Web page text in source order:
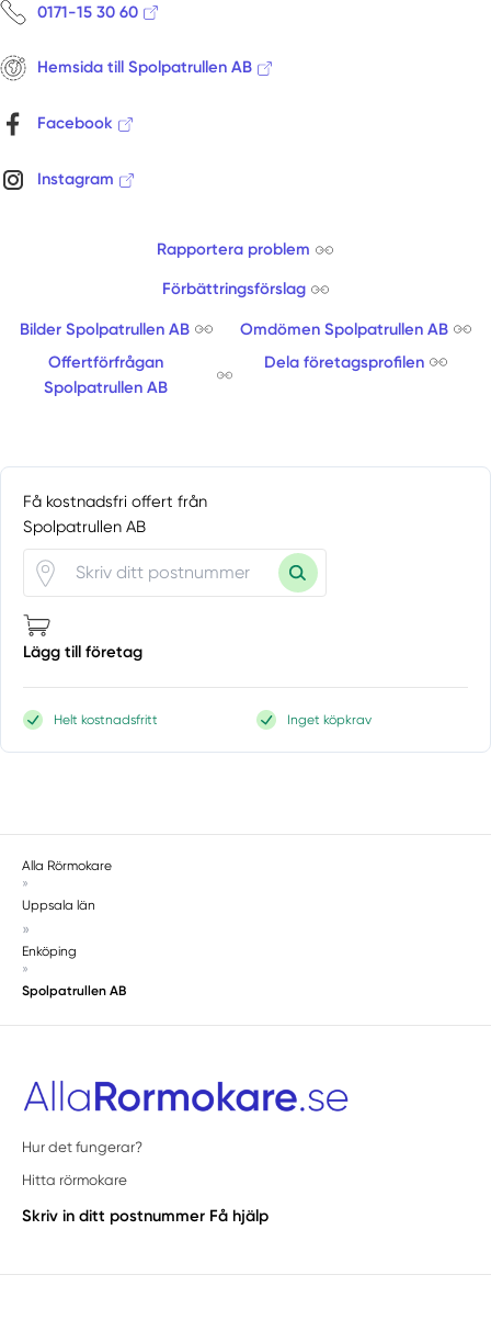
0171-15 30 60
Hemsida till Spolpatrullen AB
Facebook
Instagram
Rapportera problem
Förbättringsförslag
Bilder Spolpatrullen AB
Omdömen Spolpatrullen AB
Offertförfrågan
Spolpatrullen AB
Dela företagsprofilen
Få kostnadsfri offert från
Spolpatrullen AB
Lägg till företag
Helt kostnadsfritt Inget köpkrav
Alla Rörmokare
»
Uppsala län
»
Enköping
»
Spolpatrullen AB
Hur det fungerar?
Hitta rörmokare
Skriv in ditt postnummer Få hjälp